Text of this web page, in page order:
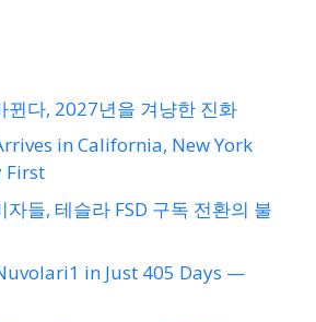
뀐다, 2027년을 겨냥한 진화
in California, New York
First
들, 테슬라 FSD 구독 전환의 불
in Just 405 Days —